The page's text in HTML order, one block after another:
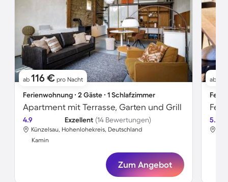
ab 116 € pro Nacht
Ferienwohnung ∙ 2 Gäste ∙ 1 Schlafzimmer
Apartment mit Terrasse, Garten und Grill
4.9 Exzellent (14 Bewertungen)
Künzelsau, Hohenlohekreis, Deutschland
Kamin
Zum Angebot
ab
5.0